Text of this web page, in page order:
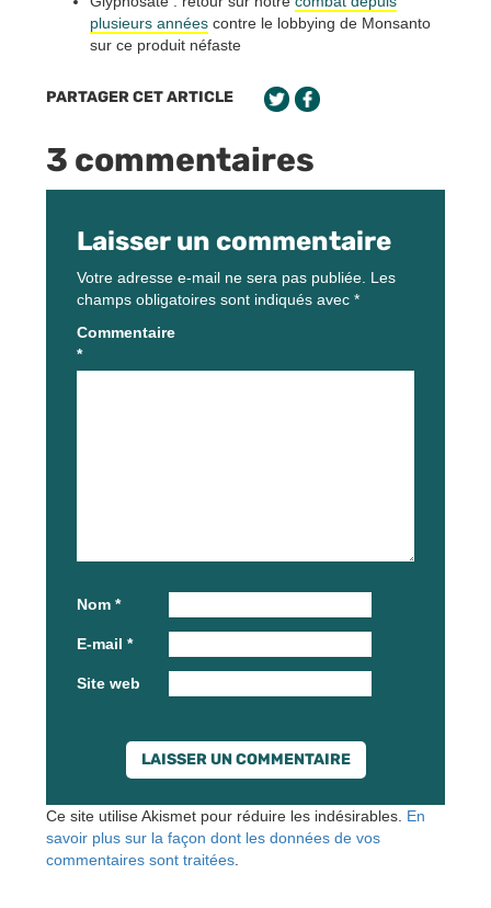
plusieurs années contre le lobbying de Monsanto
sur ce produit néfaste
PARTAGER CET ARTICLE
3 commentaires
Laisser un commentaire
Votre adresse e-mail ne sera pas publiée. Les
champs obligatoires sont indiqués avec *
Commentaire
*
Nom *
E-mail *
Site web
Ce site utilise Akismet pour réduire les indésirables. En
savoir plus sur la façon dont les données de vos
commentaires sont traitées.